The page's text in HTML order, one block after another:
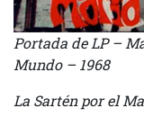
Portada de LP –
Mundo – 1968
La Sartén por el